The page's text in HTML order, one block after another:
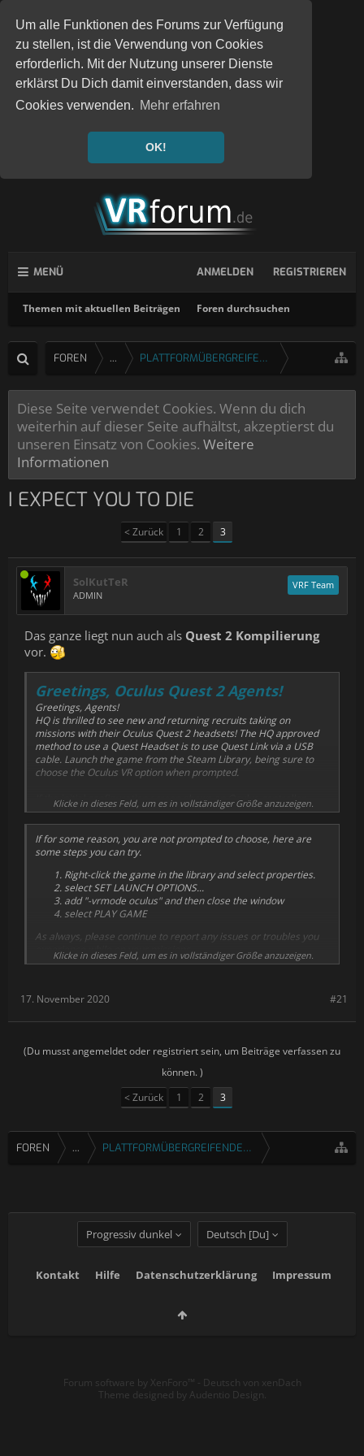
Um alle Funktionen des Forums zur Verfügung
zu stellen, ist die Verwendung von Cookies
erforderlich. Mit der Nutzung unserer Dienste
erklärst Du Dich damit einverstanden, dass wir
Cookies verwenden. Mehr erfahren
OK!
MENÜ
Themen mit aktuellen Beiträgen Foren durchsuchen
ANMELDEN REGISTRIEREN
FOREN ... PLATTFORMÜBERGREIFENDE SPIELE
Diese Seite verwendet Cookies. Wenn du dich
weiterhin auf dieser Seite aufhältst, akzeptierst du
unseren Einsatz von Cookies. Weitere
Informationen
I EXPECT YOU TO DIE
< Zurück 1 2 3
SolKutTeR
ADMIN
VRF Team
Das ganze liegt nun auch als Quest 2 Kompilierung
vor.
Greetings, Oculus Quest 2 Agents!
Greetings, Agents!
HQ is thrilled to see new and returning recruits taking on
missions with their Oculus Quest 2 headsets! The HQ approved
method to use a Quest Headset is to use Quest Link via a USB
cable. Launch the game from the Steam Library, being sure to
choose the Oculus VR option when prompted.
If the initial configuration screen shows an Oculus controller,
you've launched successfully.
Klicke in dieses Feld, um es in vollständiger Größe anzuzeigen.
If for some reason, you are not prompted to choose, here are
some steps you can try.
Right-click the game in the library and select properties.
select SET LAUNCH OPTIONS...
add "-vrmode oculus" and then close the window
select PLAY GAME
As always, please continue to report any issues or troubles you
experience while on your missions.
Stay sharp out there, Agents!
Klicke in dieses Feld, um es in vollständiger Größe anzuzeigen.
#21
17. November 2020
(Du musst angemeldet oder registriert sein, um Beiträge verfassen zu
können. )
< Zurück
1 2 3
FOREN ... PLATTFORMÜBERGREIFENDE SPIELE
Progressiv dunkel Deutsch [Du]
Kontakt Hilfe Datenschutzerklärung Impressum
Forum software by XenForo™ - Deutsch von xenDach
Theme designed by Audentio Design.